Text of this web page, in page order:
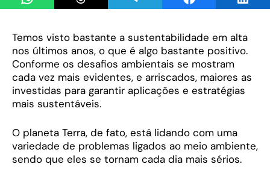
Temos visto bastante a sustentabilidade em alta
nos últimos anos, o que é algo bastante positivo.
Conforme os desafios ambientais se mostram
cada vez mais evidentes, e arriscados, maiores as
investidas para garantir aplicações e estratégias
mais sustentáveis.
O planeta Terra, de fato, está lidando com uma
variedade de problemas ligados ao meio ambiente,
sendo que eles se tornam cada dia mais sérios.